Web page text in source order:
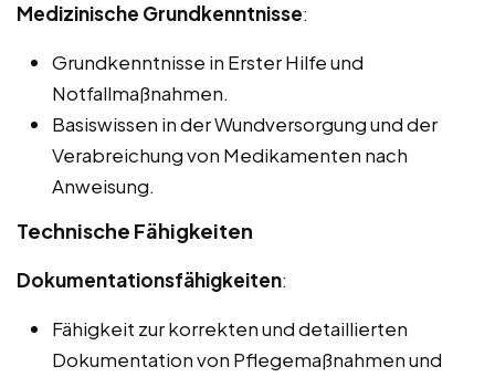
Medizinische Grundkenntnisse:
Grundkenntnisse in Erster Hilfe und
Notfallmaßnahmen.
Basiswissen in der Wundversorgung und der
Verabreichung von Medikamenten nach
Anweisung.
Technische Fähigkeiten
Dokumentationsfähigkeiten:
Fähigkeit zur korrekten und detaillierten
Dokumentation von Pflegemaßnahmen und